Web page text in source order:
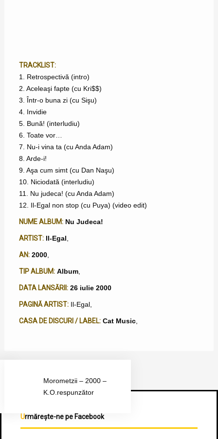
TRACKLIST:
1. Retrospectivă (intro)
2. Aceleaşi fapte (cu Kri$$)
3. Într-o buna zi (cu Sişu)
4. Invidie
5. Bună! (interludiu)
6. Toate vor…
7. Nu-i vina ta (cu Anda Adam)
8. Arde-i!
9. Aşa cum simt (cu Dan Naşu)
10. Niciodată (interludiu)
11. Nu judeca! (cu Anda Adam)
12. Il-Egal non stop (cu Puya) (video edit)
NUME ALBUM: Nu Judeca!
ARTIST: Il-Egal
AN: 2000,
TIP ALBUM: Album,
DATA LANSĂRII: 26 iulie 2000
PAGINĂ ARTIST: Il-Egal,
CASA DE DISCURI / LABEL: Cat Music,
Morometzii – 2000 –
K.O.respunzător
Urmărește-ne pe Facebook